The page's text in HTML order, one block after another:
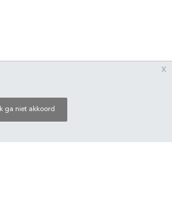
Ik ga niet akkoord
x